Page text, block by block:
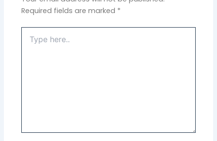
Required fields are marked *
here..